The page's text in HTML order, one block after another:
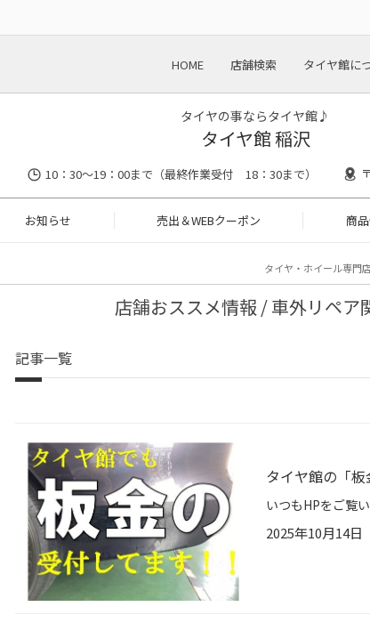
HOME 店舗検索 タイヤ館に
タイヤの事ならタイヤ館♪
タイヤ館 稲沢
10：30～19：00まで（最終作業受付 18：30まで）
お知らせ 売出＆WEBクーポン 商
タイヤ・ホイール専門
店舗おススメ情報 / 車外リペア
記事一覧
タイヤ館の「板
2025年10月14日